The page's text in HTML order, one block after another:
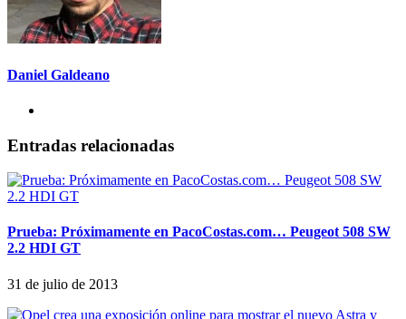
Daniel Galdeano
Entradas relacionadas
Prueba: Próximamente en PacoCostas.com… Peugeot 508 SW
2.2 HDI GT
31 de julio de 2013